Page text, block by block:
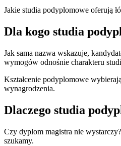
Jakie studia podyplomowe oferują
Dla kogo studia
Jak sama nazwa wskazuje,
wymogów odnośnie charakteru
Kształcenie podyplomowe
wynagrodzenia.
Dlaczego studia
Czy dyplom magistra nie
szukamy.